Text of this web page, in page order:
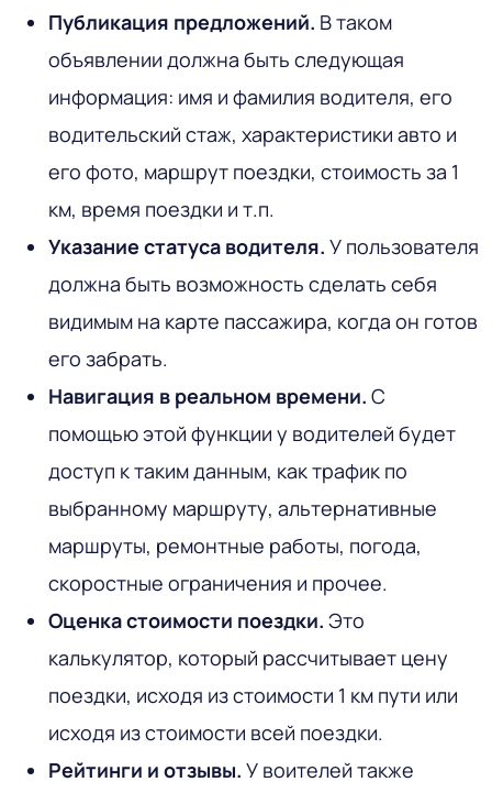
Публикация предложений. В таком
объявлении должна быть следующая
информация: имя и фамилия водителя, его
водительский стаж, характеристики авто и
его фото, маршрут поездки, стоимость за 1
км, время поездки и т.п.
Указание статуса водителя. У пользователя
должна быть возможность сделать себя
видимым на карте пассажира, когда он готов
его забрать.
Навигация в реальном времени. С
помощью этой функции у водителей будет
доступ к таким данным, как трафик по
выбранному маршруту, альтернативные
маршруты, ремонтные работы, погода,
скоростные ограничения и прочее.
Оценка стоимости поездки. Это
калькулятор, который рассчитывает цену
поездки, исходя из стоимости 1 км пути или
исходя из стоимости всей поездки.
Рейтинги и отзывы. У воителей также